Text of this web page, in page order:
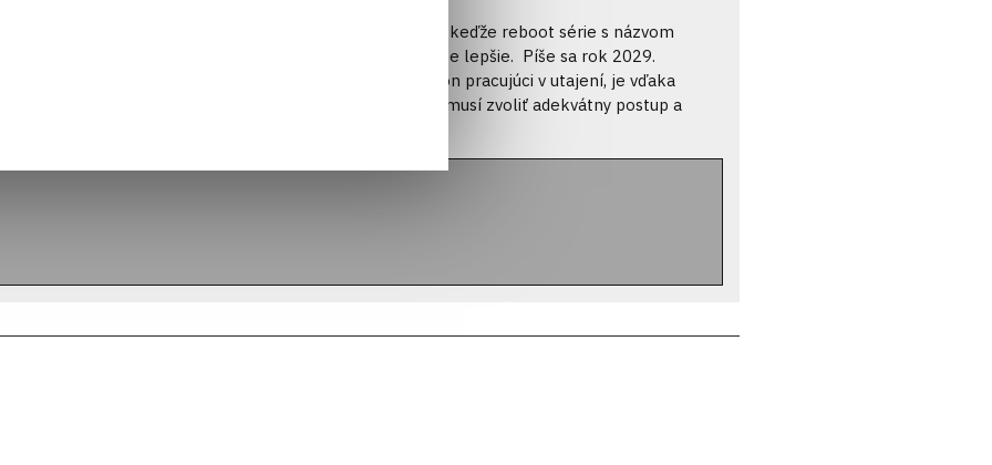
ságy, ktorej prvú kapitolu okúsili hráči už v roku 2000. A keďže reboot série s názvom
mohli sa autori vrhnúť na pokračovanie, ktoré má byť ešte lepšie. Píše sa rok 2029.
aby žili svoj život v odlúčení. Adam Jensen, skúsený špión pracujúci v utajení, je vďaka
zbaviť. Vyzbrojený novými zbraňami a vylepšeniami, musí zvoliť adekvátny postup a
schopný odhaliť celosvetové sprisahanie.
Vyberte si z nepreberného množstva technologicky pokročilých zbraní a
Odomykajte nové schopnosti, zlepšujte možnosti stealth, sociálnu interakciu,
sposobom sa váš charakter bude vyvíjať, aby sadol vášmu hernému štýlu.
v ktorej je osud ľudstva nerozhodnutý. Vyhostenie mechanicky upravených ľudí
eskalácii zločinu a vlády teroru. V podmienkach tohto chaosu pracuje tajná organizáciá
Či už sa stanete tichým zabijakom, inteligentným hackerom, či akčným hrdinom,